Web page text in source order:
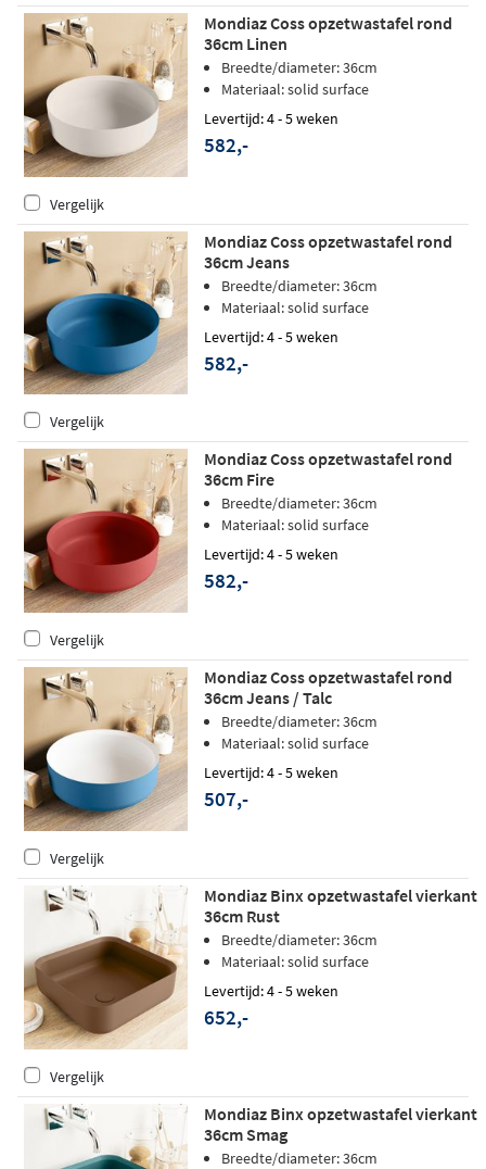
Mondiaz Coss opzetwastafel rond
36cm Linen
Breedte/diameter: 36cm
Materiaal: solid surface
Levertijd: 4 - 5 weken
582,-
Vergelijk
Mondiaz Coss opzetwastafel rond
36cm Jeans
Breedte/diameter: 36cm
Materiaal: solid surface
Levertijd: 4 - 5 weken
582,-
Vergelijk
Mondiaz Coss opzetwastafel rond
36cm Fire
Breedte/diameter: 36cm
Materiaal: solid surface
Levertijd: 4 - 5 weken
582,-
Vergelijk
Mondiaz Coss opzetwastafel rond
36cm Jeans / Talc
Breedte/diameter: 36cm
Materiaal: solid surface
Levertijd: 4 - 5 weken
507,-
Vergelijk
Mondiaz Binx opzetwastafel vierkant
36cm Rust
Breedte/diameter: 36cm
Materiaal: solid surface
Levertijd: 4 - 5 weken
652,-
Vergelijk
Mondiaz Binx opzetwastafel vierkant
36cm Smag
Breedte/diameter: 36cm